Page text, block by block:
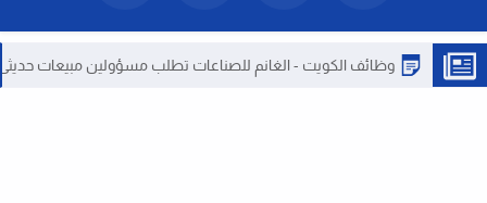
وظائف الكويت - الغانم للصناعات تطلب مسؤولين مبيعات حديثى التخرج